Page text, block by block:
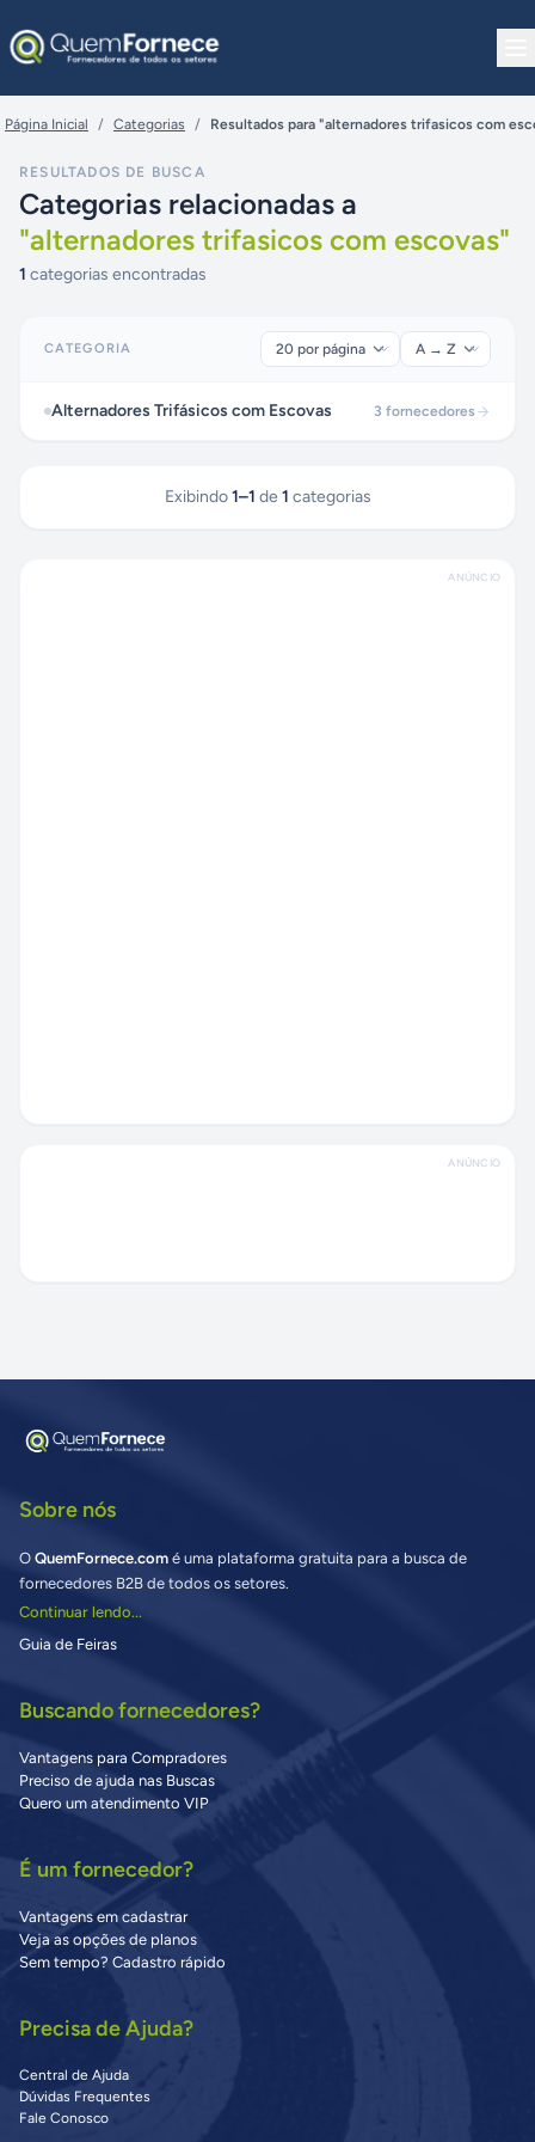
Página Inicial / Categorias / Resultados para "alternadores trifasicos com
RESULTADOS DE BUSCA
Categorias relacionadas a
"alternadores trifasicos com escovas"
1 categorias encontradas
CATEGORIA
Alternadores Trifásicos com Escovas 3 fornecedores
Exibindo 1–1 de 1 categorias
ANÚNCIO
ANÚNCIO
Sobre nós
O QuemFornece.com é uma plataforma gratuita para a busca de
fornecedores B2B de todos os setores.
Continuar lendo...
Guia de Feiras
Buscando fornecedores?
Vantagens para Compradores
Preciso de ajuda nas Buscas
Quero um atendimento VIP
É um fornecedor?
Vantagens em cadastrar
Veja as opções de planos
Sem tempo? Cadastro rápido
Precisa de Ajuda?
Central de Ajuda
Dúvidas Frequentes
Fale Conosco